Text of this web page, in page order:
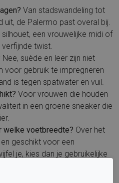
Van stadswandeling tot
uit, de Palermo past overal bij.
een vrouwelijke midi of
twist.
Nee, suède en leer zijn niet
voor gebruik te impregneren
is tegen spatwater en vuil.
Voor vrouwen die houden
in een groene sneaker die
welke voetbreedte? Over het
geschikt voor een
je, kies dan je gebruikelijke
met ons op voor advies.